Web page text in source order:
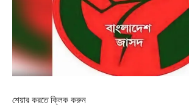
শেয়ার করতে ক্লিক করুন